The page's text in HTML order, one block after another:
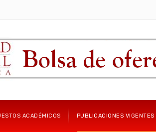
ACADÉMICOS PUBLICACIONES VIGENTES